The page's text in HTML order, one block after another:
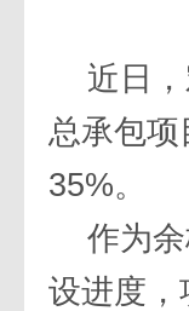
近日
总承包
35%。
作为
设进度，